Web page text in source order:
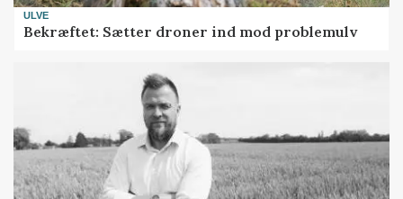
ULVE
Bekræftet: Sætter droner ind mod problemulv